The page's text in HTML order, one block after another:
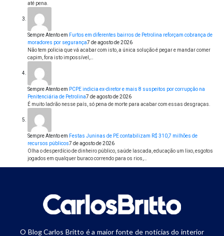
até pena.
Sempre Atentoem Furtos em diferentes bairros de Petrolina reforçam cobrança de
moradores por segurança7 de agosto de 2026
Não tem policia que vá acabar com isto, a única solução é pegar e mandar comer
capim, fora isto impossível,…
Sempre Atentoem PCPE indicia ex-diretor e mais 8 suspeitos por corrupção na
Penitenciária de Petrolina7 de agosto de 2026
É muito ladrão nesse país, só pena de morte para acabar com essas desgraças.
Sempre Atentoem Festas Juninas de PE contabilizam R$ 310,7 milhões de
recursos públicos7 de agosto de 2026
Olha o desperdício de dinheiro público, saúde lascada, educação um lixo, esgotos
jogados em qualquer buraco correndo para os rios,…
O Blog Carlos Britto é a maior fonte de notícias do interior